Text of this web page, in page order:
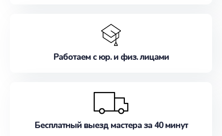
Работаем с юр. и физ. лицами
Бесплатный выезд мастера за 40 минут